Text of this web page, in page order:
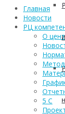
Главная
Новости
РЦ
О
5 С